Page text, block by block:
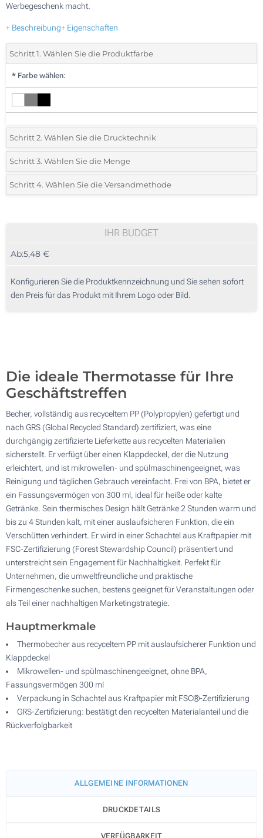
Werbegeschenk macht.
+ Beschreibung+ Eigenschaften
Schritt 1. Wählen Sie die Produktfarbe
* Farbe wählen:
Schritt 2. Wählen Sie die Drucktechnik
*Wählen Sie die Druck- und Farbtechniken für Ihr Logo:
1 Farbig (Auf einer Seite)
3 Farbig (Auf einer Seite)
Ohne Werbedruck
Schritt 3. Wählen Sie die Menge
*Bitte wählen Sie Ihre gewünschte Menge
10
50
Schritt 4. Wählen Sie die Versandmethode
IHR BUDGET
Ab:5,48 €
Konfigurieren Sie die Produktkennzeichnung und Sie sehen sofort
den Preis für das Produkt mit Ihrem Logo oder Bild.
Die ideale Thermotasse für Ihre
Geschäftstreffen
Becher, vollständig aus recyceltem PP (Polypropylen) gefertigt und
nach GRS (Global Recycled Standard) zertifiziert, was eine
durchgängig zertifizierte Lieferkette aus recycelten Materialien
sicherstellt. Er verfügt über einen Klappdeckel, der die Nutzung
erleichtert, und ist mikrowellen- und spülmaschinengeeignet, was
Reinigung und täglichen Gebrauch vereinfacht. Frei von BPA, bietet er
ein Fassungsvermögen von 300 ml, ideal für heiße oder kalte
Getränke. Sein thermisches Design hält Getränke 2 Stunden warm und
bis zu 4 Stunden kalt, mit einer auslaufsicheren Funktion, die ein
Verschütten verhindert. Er wird in einer Schachtel aus Kraftpapier mit
FSC-Zertifizierung (Forest Stewardship Council) präsentiert und
unterstreicht sein Engagement für Nachhaltigkeit. Perfekt für
Unternehmen, die umweltfreundliche und praktische
Firmengeschenke suchen, bestens geeignet für Veranstaltungen oder
als Teil einer nachhaltigen Marketingstrategie.
Hauptmerkmale
Thermobecher aus recyceltem PP mit auslaufsicherer Funktion und
Klappdeckel
Mikrowellen- und spülmaschinengeeignet, ohne BPA,
Fassungsvermögen 300 ml
Verpackung in Schachtel aus Kraftpapier mit FSC®-Zertifizierung
GRS-Zertifizierung: bestätigt den recycelten Materialanteil und die
Rückverfolgbarkeit
ALLGEMEINE INFORMATIONEN
DRUCKDETAILS
VERFÜGBARKEIT